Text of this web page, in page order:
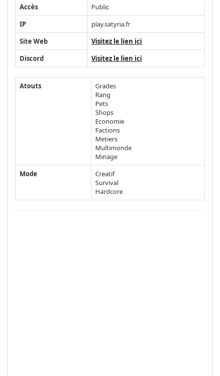
Accès
Public
IP
play.satyria.fr
Site Web
Visitez le lien ici
Discord
Visitez le lien ici
Atouts
Grades
Rang
Pets
Shops
Economie
Factions
Metiers
Multimonde
Minage
Mode
Creatif
Survival
Hardcore